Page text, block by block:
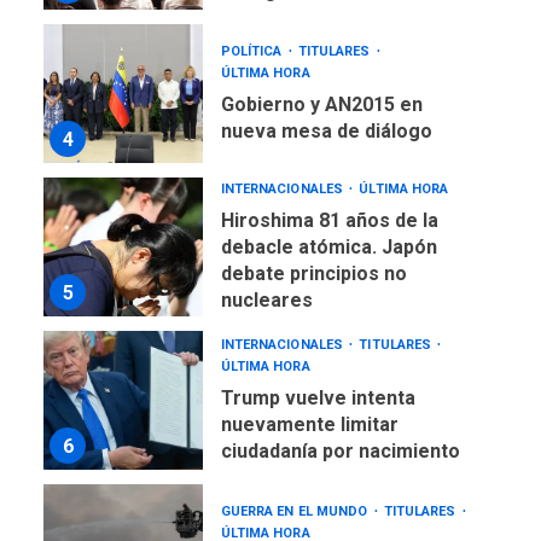
4
POLÍTICA
TITULARES
ÚLTIMA HORA
Gobierno y AN2015 en
nueva mesa de diálogo
5
INTERNACIONALES ÚLTIMA HORA
Hiroshima 81 años de la
debacle atómica. Japón
debate principios no
nucleares
6
INTERNACIONALES
TITULARES
ÚLTIMA HORA
Trump vuelve intenta
nuevamente limitar
ciudadanía por nacimiento
GUERRA EN EL MUNDO
TITULARES
ÚLTIMA HORA